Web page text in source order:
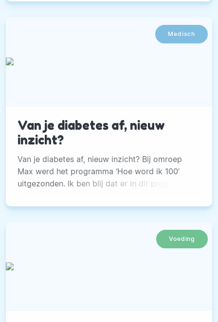
Medisch
Van je diabetes af, nieuw
inzicht?
Van je diabetes af, nieuw inzicht? Bij omroep
Max werd het programma ‘Hoe word ik 100’
uitgezonden. Ik ben blij dat er in dit programma
decennia weten: diabetes type 2 kan vaak
Voeding